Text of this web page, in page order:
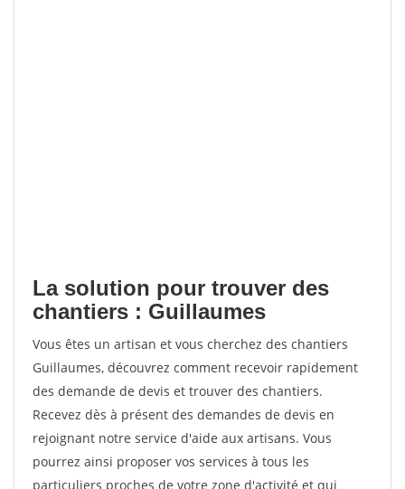
La solution pour trouver des
chantiers : Guillaumes
Vous êtes un artisan et vous cherchez des chantiers
Guillaumes, découvrez comment recevoir rapidement
des demande de devis et trouver des chantiers.
Recevez dès à présent des demandes de devis en
rejoignant notre service d'aide aux artisans. Vous
pourrez ainsi proposer vos services à tous les
particuliers proches de votre zone d'activité et qui